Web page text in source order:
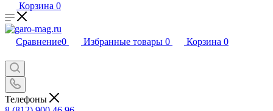
Корзина 0
Сравнение0 Избранные товары 0 Корзина 0
Телефоны